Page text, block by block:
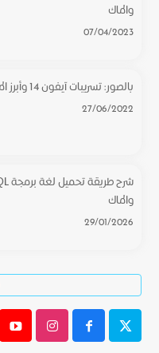
والماك
07/04/2023
بالصور: تسريبات آيفون 14 وأبرز المميزات
27/06/2022
والماك
29/01/2026